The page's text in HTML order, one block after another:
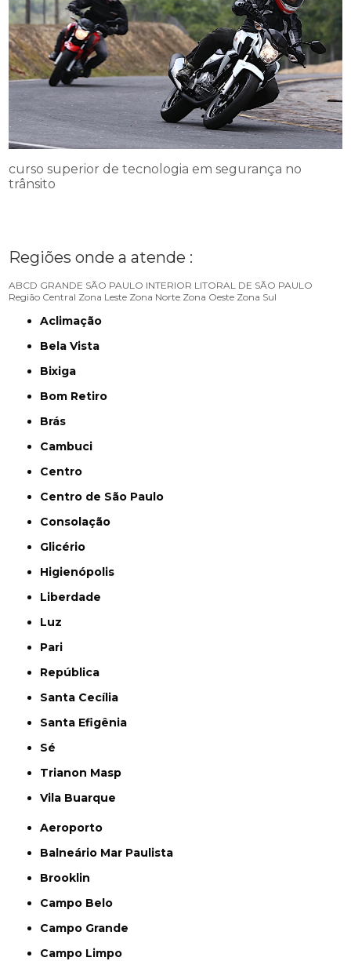
curso superior de tecnologia em segurança no
trânsito
Regiões onde a atende :
ABCD GRANDE SÃO PAULO INTERIOR LITORAL DE SÃO PAULO
Região Central Zona Leste Zona Norte Zona Oeste Zona Sul
Aclimação
Bela Vista
Bixiga
Bom Retiro
Brás
Cambuci
Centro
Centro de São Paulo
Consolação
Glicério
Higienópolis
Liberdade
Luz
Pari
República
Santa Cecília
Santa Efigênia
Sé
Trianon Masp
Vila Buarque
Aeroporto
Balneário Mar Paulista
Brooklin
Campo Belo
Campo Grande
Campo Limpo